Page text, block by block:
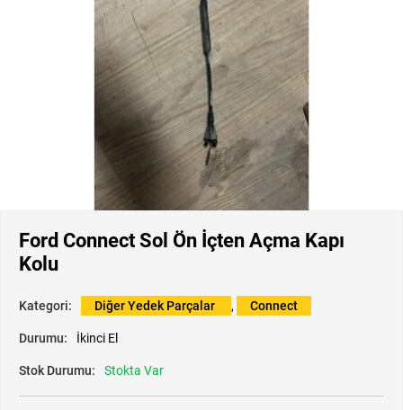
Ford Connect Sol Ön İçten Açma Kapı
Kolu
Kategori: Diğer Yedek Parçalar , Connect
Durumu: İkinci El
Stok Durumu: Stokta Var